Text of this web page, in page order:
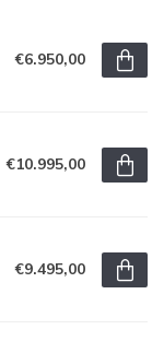
€6.950,00
€10.995,00
€9.495,00